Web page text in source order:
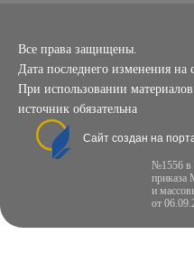
Все права защищены.
Дата последнего изменения на
При использовании
источник обязательна
Сайт создан на
№1556 в
приказа
и
от